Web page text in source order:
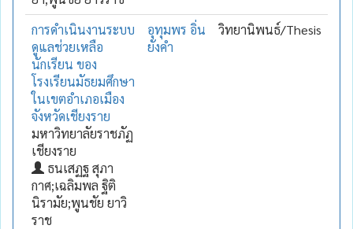
การดำเนินงานระบบ
ดูแลช่วยเหลือ
นักเรียน ของ
โรงเรียนมัธยมศึกษา
ในเขตอำเภอเมือง
จังหวัดเชียงราย
มหาวิทยาลัยราชภัฏ
เชียงราย
ธนเสฏฐ สุภา
กาศ;เฉลิมพล ฐิติ
นิรามัย;พูนชัย ยาวิ
ราช
อุทุมพร อิ่น
ยังคำ
วิทยานิพนธ์/Thesis